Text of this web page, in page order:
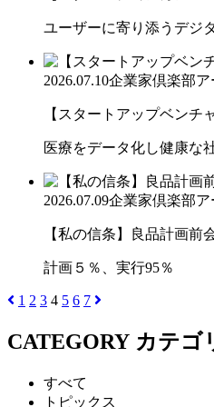
ユーザーに寄り添うデジ
2026.07.10企業家倶楽部ア
【スタートアップベン
医療をデータ化し健康な
2026.07.09企業家倶楽部ア
【私の信条】良品計画
計画５％、実行95％
1 2 3 4 5 6 7
CATEGORY カテゴ
すべて
トピックス